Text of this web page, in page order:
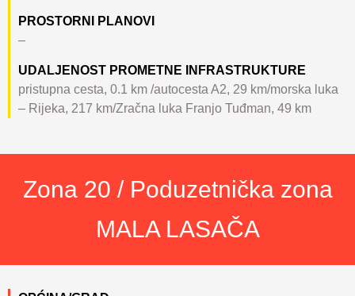
PROSTORNI PLANOVI
–
UDALJENOST PROMETNE INFRASTRUKTURE
pristupna cesta, 0.1 km /autocesta A2, 29 km/morska luka
– Rijeka, 217 km/Zračna luka Franjo Tuđman, 49 km
Zona 20 / Poduzetnička zona
MALA LASAČA